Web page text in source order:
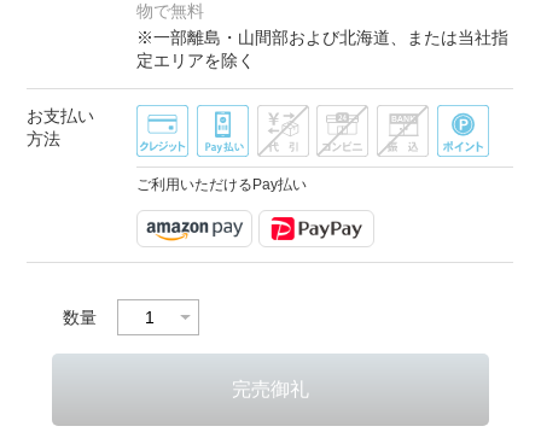
物で無料
※一部離島・山間部および北海道、または当社指
定エリアを除く
お支払い
方法
ご利用いただけるPay払い
数量